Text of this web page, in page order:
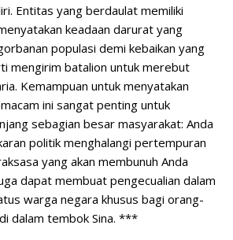
Entitas yang berdaulat memiliki
keadaan darurat yang
populasi demi kebaikan yang
mengirim batalion untuk merebut
Kemampuan untuk menyatakan
ini sangat penting untuk
sebagian besar masyarakat: Anda
politik menghalangi pertempuran
yang akan membunuh Anda
dapat membuat pengecualian dalam
warga negara khusus bagi orang-
dalam tembok Sina. ***